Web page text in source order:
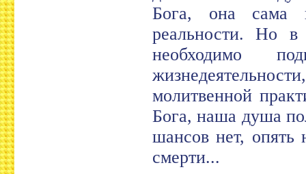
Бога, она сама
реальности. Но
необходимо
молитвенной
Бога, наша душа
шансов нет,
смерти...